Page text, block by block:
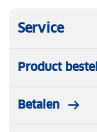
Service
Product
Betalen